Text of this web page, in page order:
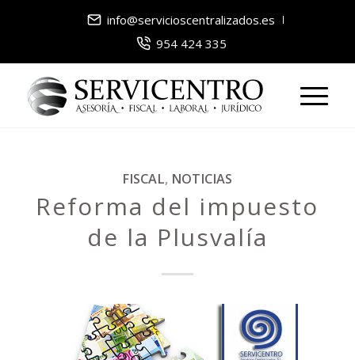
info@servicioscentralizados.es
954 424 335
FISCAL, NOTICIAS
Reforma del impuesto
de la Plusvalía